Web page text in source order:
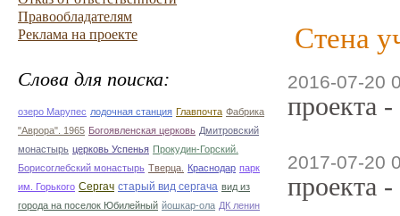
Правообладателям
Реклама на проекте
Слова для поиска:
озеро Марупес лодочная станция Главпочта Фабрика
"Аврора". 1965 Богоявленская церковь Дмитровский
монастырь церковь Успенья Прокудин-Горский.
Борисоглебский монастырь Тверца. Краснодар парк
им. Горького Сергач старый вид сергача вид из
города на поселок Юбилейный йошкар-ола ДК ленин
Стена
2016-07-20
проекта
2017-07-20
проекта